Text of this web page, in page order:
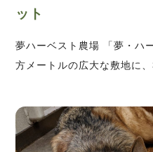
ット
夢ハーベスト農場 「夢・ハ
方メートルの広大な敷地に